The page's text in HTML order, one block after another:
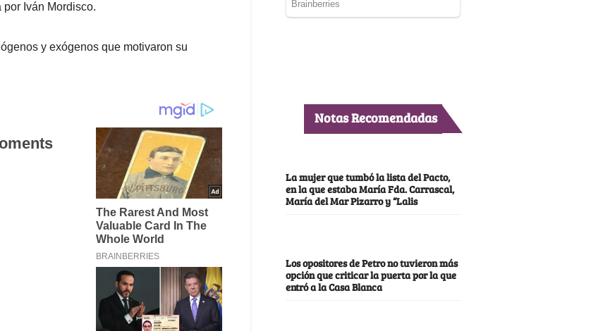
Iván Mordisco.
y exógenos que motivaron su
Notas Recomendadas
La mujer que tumbó la lista del Pacto,
en la que estaba María Fda. Carrascal,
María del Mar Pizarro y “Lalis
Los opositores de Petro no tuvieron más
opción que criticar la puerta por la que
entró a la Casa Blanca